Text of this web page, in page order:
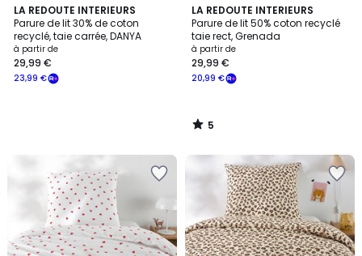
LA REDOUTE INTERIEURS
Parure de lit 30% de coton
recyclé, taie carrée, DANYA
à partir de
23,99 €
29,99 €
LA REDOUTE INTERIEURS
Parure de lit 50% coton recyclé
taie rect, Grenada
à partir de
20,99 €
29,99 €
5
/
5
5
/